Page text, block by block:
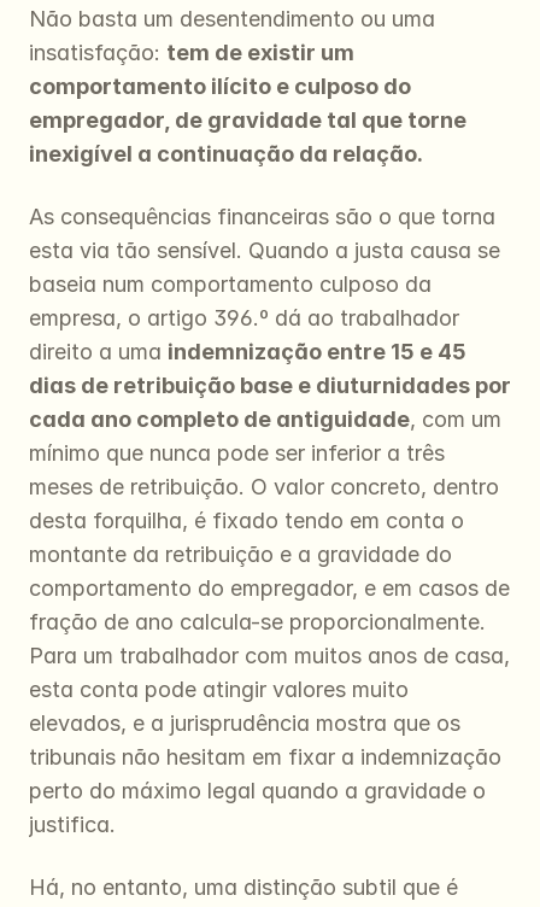
Não basta um desentendimento ou uma
insatisfação: tem de existir um
comportamento ilícito e culposo do
empregador, de gravidade tal que torne
inexigível a continuação da relação.
As consequências financeiras são o que torna
esta via tão sensível. Quando a justa causa se
baseia num comportamento culposo da
empresa, o artigo 396.º dá ao trabalhador
direito a uma indemnização entre 15 e 45
dias de retribuição base e diuturnidades por
cada ano completo de antiguidade, com um
mínimo que nunca pode ser inferior a três
meses de retribuição. O valor concreto, dentro
desta forquilha, é fixado tendo em conta o
montante da retribuição e a gravidade do
comportamento do empregador, e em casos de
fração de ano calcula-se proporcionalmente.
Para um trabalhador com muitos anos de casa,
esta conta pode atingir valores muito
elevados, e a jurisprudência mostra que os
tribunais não hesitam em fixar a indemnização
perto do máximo legal quando a gravidade o
justifica.
Há, no entanto, uma distinção subtil que é